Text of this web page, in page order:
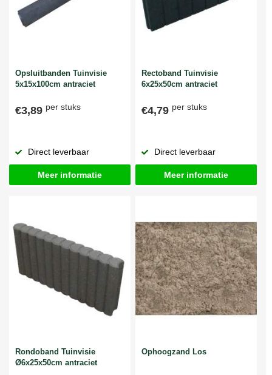
Opsluitbanden Tuinvisie
5x15x100cm antraciet
€3,89 per stuks
Direct leverbaar
Meer informatie
Rectoband Tuinvisie
6x25x50cm antraciet
€4,79 per stuks
Direct leverbaar
Meer informatie
Rondoband Tuinvisie
Ø6x25x50cm antraciet
Ophoogzand Los